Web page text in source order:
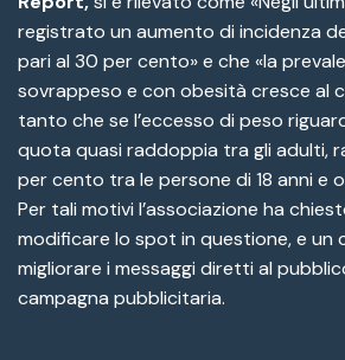
registrato un aumento di incidenza
pari al 30 per cento» e che «la
sovrappeso e con obesità cresce al
tanto che se l’eccesso di peso
quota quasi raddoppia tra gli adulti,
per cento tra le persone di 18 anni e
Per tali motivi l’associazione ha
modificare lo spot in questione, e un
migliorare i messaggi diretti al
campagna pubblicitaria.